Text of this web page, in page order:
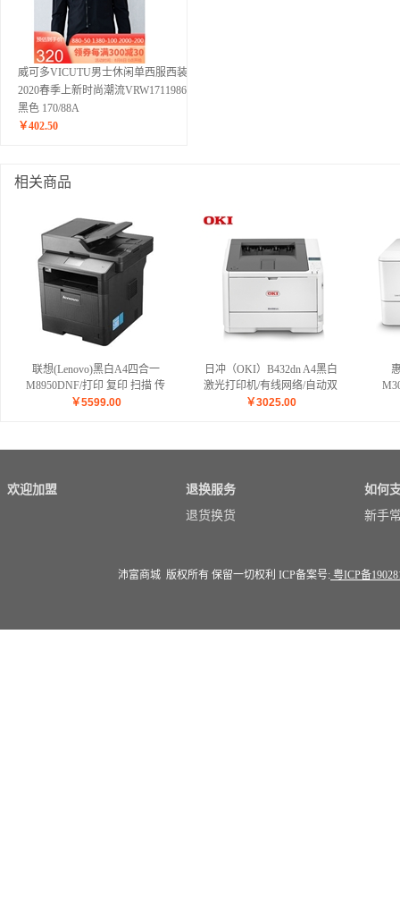
威可多VICUTU男士休闲单西服西装
2020春季上新时尚潮流VRW17119867
黑色 170/88A
￥402.50